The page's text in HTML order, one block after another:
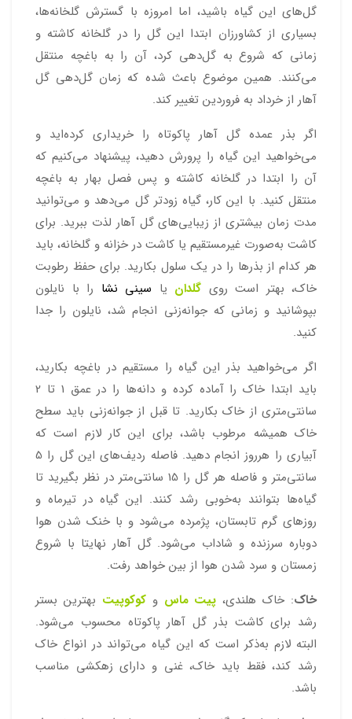
گل‌های این گیاه باشید، اما امروزه با گسترش گلخانه‌ها،
بسیاری از کشاورزان ابتدا این گل را در گلخانه کاشته و
زمانی که شروع به گل‌دهی کرد، آن را به باغچه منتقل
می‌کنند. همین موضوع باعث شده که زمان گل‌دهی گل
آهار از خرداد به فروردین تغییر کند.
اگر بذر عمده گل آهار پاکوتاه را خریداری کرده‌اید و
می‌خواهید این گیاه را پرورش دهید، پیشنهاد می‌کنیم که
آن را ابتدا در گلخانه کاشته و پس فصل بهار به باغچه
منتقل کنید. با این کار، گیاه زودتر گل می‌دهد و می‌توانید
مدت زمان بیشتری از زیبایی‌های گل آهار لذت ببرید. برای
کاشت به‌صورت غیرمستقیم یا کاشت در خزانه و گلخانه، باید
هر کدام از بذرها را در یک سلول بکارید. برای حفظ رطوبت
خاک، بهتر است روی گلدان یا سینی نشا را با نایلون
بپوشانید و زمانی که جوانه‌زنی انجام شد، نایلون را جدا
کنید.
اگر می‌خواهید بذر این گیاه را مستقیم در باغچه بکارید،
باید ابتدا خاک را آماده کرده و دانه‌ها را در عمق 1 تا 2
سانتی‌متری از خاک بکارید. تا قبل از جوانه‌زنی باید سطح
خاک همیشه مرطوب باشد، برای این کار لازم است که
آبیاری را هرروز انجام دهید. فاصله ردیف‌های این گل را 5
سانتی‌متر و فاصله هر گل را 15 سانتی‌متر در نظر بگیرید تا
گیاه‌ها بتوانند به‌خوبی رشد کنند. این گیاه در تیرماه و
روزهای گرم تابستان، پژمرده می‌شود و با خنک شدن هوا
دوباره سرزنده و شاداب می‌شود. گل آهار نهایتا با شروع
زمستان و سرد شدن هوا از بین خواهد رفت.
خاک: خاک هلندی، پیت ماس و کوکوپیت بهترین بستر
رشد برای کاشت بذر گل آهار پاکوتاه محسوب می‌شود.
البته لازم به‌ذکر است که این گیاه می‌تواند در انواع خاک
رشد کند، فقط باید خاک، غنی و دارای زهکشی مناسب
باشد.